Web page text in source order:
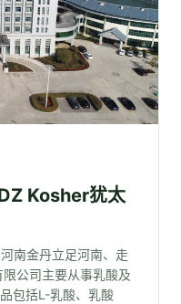
Kosher犹太
南金丹立足河南、走
公司主要从事乳酸及
包括L-乳酸、乳酸